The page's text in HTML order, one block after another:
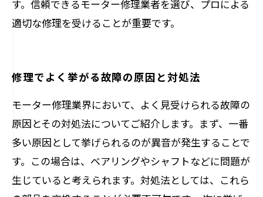
す。信頼できるモーター修理業者を選び、プロによる
適切な修理を受けることが重要です。
修理でよく挙がる故障の原因と対処法
モーター修理業界において、よく見受けられる故障の
原因とその対処法についてご紹介します。まず、一番
多い原因として挙げられるのが異音が発生することで
す。この場合は、ベアリングやシャフトなどに問題が
生じていると考えられます。対処法としては、これら